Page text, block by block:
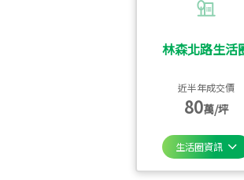
林森北路生活
近半年成交價
80萬/坪
生活圈資訊